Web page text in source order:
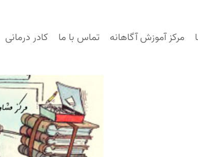
مرکز آموزش آگاهانه تماس با ما کادر درمانی